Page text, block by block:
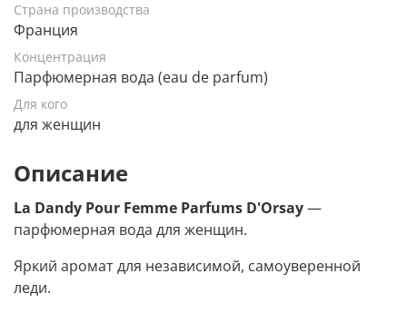
Страна производства
Франция
Концентрация
Парфюмерная вода (eau de parfum)
Для кого
для женщин
Описание
La Dandy Pour Femme Parfums D'Orsay—
парфюмерная вода для женщин.
Яркий аромат для независимой, самоуверенной
леди.